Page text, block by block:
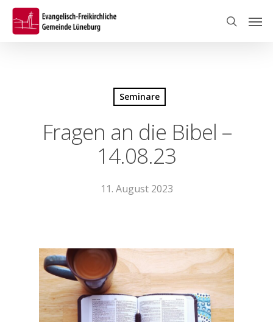
Skip
search
Seminare
Fragen an die Bibel –
14.08.23
11. August 2023